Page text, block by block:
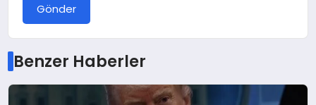
Gönder
Benzer Haberler